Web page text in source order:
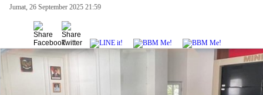
Jumat, 26 September 2025 21:59